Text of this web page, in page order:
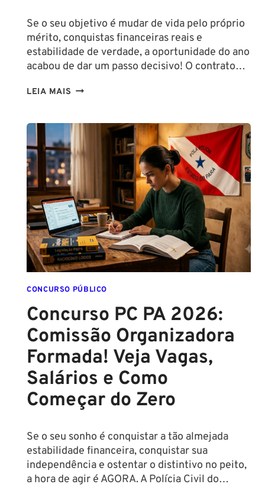
Se o seu objetivo é mudar de vida pelo próprio
mérito, conquistas financeiras reais e
estabilidade de verdade, a oportunidade do ano
acabou de dar um passo decisivo! O contrato…
LEIA MAIS CONCURSO
CONTRATO
COM
A
FCC
É
ASSINADO
E
EDITAL
É
IMINENTE!
SALÁRIOS
CHEGAM
R$
43
CONCURSO PÚBLICO
Concurso PC PA 2026:
Comissão Organizadora
Formada! Veja Vagas,
Salários e Como
Começar do Zero
Se o seu sonho é conquistar a tão almejada
estabilidade financeira, conquistar sua
independência e ostentar o distintivo no peito,
a hora de agir é AGORA. A Polícia Civil do…